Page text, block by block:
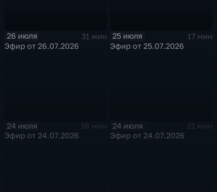
26 июля
31 мин
Эфир от 26.07.2026
25 июля
17 мин
Эфир от 25.07.2026
24 июля
18 мин
Эфир от 24.07.2026
24 июля
21 мин
Эфир от 24.07.2026